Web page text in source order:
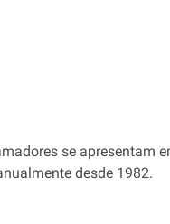
se apresentam
desde 1982.